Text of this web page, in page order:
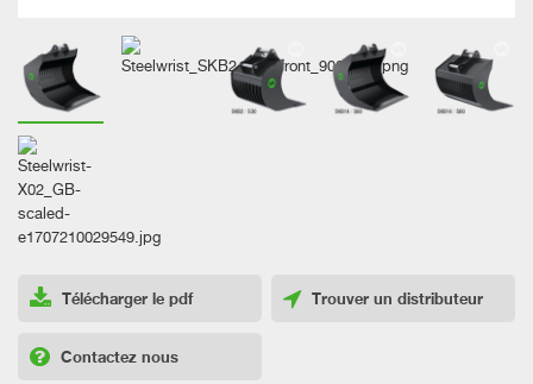
Télécharger le pdf Trouver un distributeur
Contactez nous